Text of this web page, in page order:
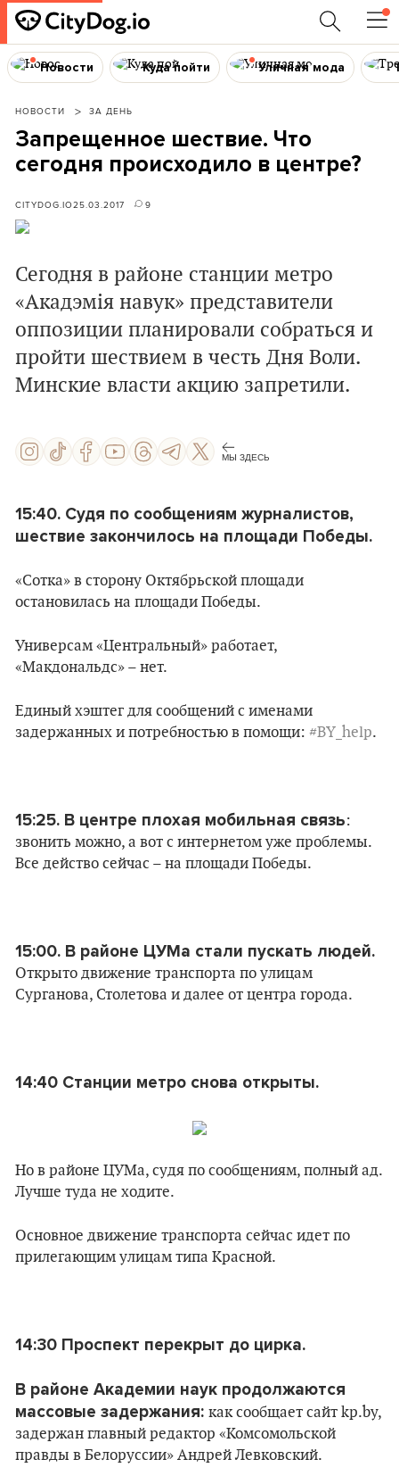
Новости Куда пойти Уличная мода
НОВОСТИ ЗА ДЕНЬ
Запрещенное шествие. Что
сегодня происходило в центре?
CITYDOG.IO25.03.2017 9
Сегодня в районе станции метро
«Акадэмія навук» представители
оппозиции планировали собраться и
пройти шествием в честь Дня Воли.
Минские власти акцию запретили.
МЫ ЗДЕСЬ
15:40. Судя по сообщениям журналистов,
шествие закончилось на площади Победы.
«Сотка» в сторону Октябрьской площади
остановилась на площади Победы.
Универсам «Центральный» работает,
«Макдональдс» – нет.
Единый хэштег для сообщений с именами
задержанных и потребностью в помощи: #BY_help.
15:25. В центре плохая мобильная связь:
звонить можно, а вот с интернетом уже проблемы.
Все действо сейчас – на площади Победы.
15:00. В районе ЦУМа стали пускать людей.
Открыто движение транспорта по улицам
Сурганова, Столетова и далее от центра города.
14:40 Станции метро снова открыты.
Но в районе ЦУМа, судя по сообщениям, полный ад.
Лучше туда не ходите.
Основное движение транспорта сейчас идет по
прилегающим улицам типа Красной.
14:30 Проспект перекрыт до цирка.
В районе Академии наук продолжаются
массовые задержания: как сообщает сайт kp.by,
задержан главный редактор «Комсомольской
правды в Белоруссии» Андрей Левковский.